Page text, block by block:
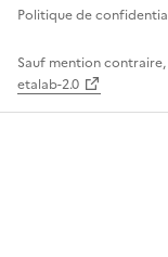
Politique de
Sauf mention
etalab-2.0